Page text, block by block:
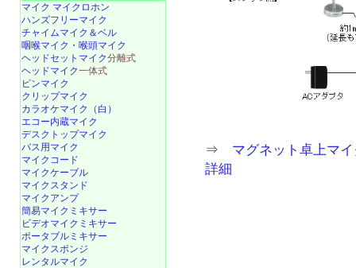
⇒ マグネット卓上マ
詳細
マイク マイクロホン
ハンズフリーマイク
チャイムマイク＆ベル
咽喉マイク・喉頭マイク
ヘッドセットマイク分離式
ヘッドマイク一体式
ピンマイク
クリップマイク
カラオケマイク（白）
エコー内蔵マイク
デスクトップマイク
バス用マイク
マイクコード
マイクケーブル
マイクスタンド
マイクアンプ
簡易マイクミキサー
ビデオマイクミキサー
ポータブルミキサー
マイクスポンジ
レンタルマイク